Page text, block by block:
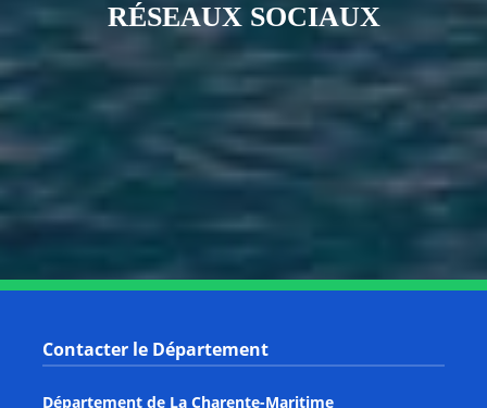
RÉSEAUX SOCIAUX
Notre page Instagram
Notre page Facebook
Notre page XNotre page Tiktok
Notre page
Notre page Youtube
Contacter le Département
Département de La Charente-Maritime